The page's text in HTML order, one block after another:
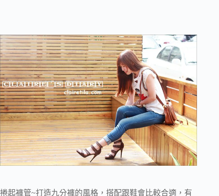
捲起褲管~打造九分褲的風格，搭配跟鞋會比較合適，有